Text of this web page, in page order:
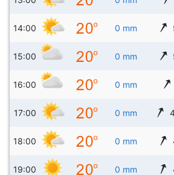
14:00 0 mm
15:00 0 mm
16:00 0 mm
17:00 0 mm
18:00 0 mm
19:00 0 mm